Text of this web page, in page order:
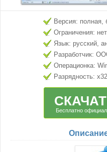
Версия: полная,
Ограничения: нет
Язык: русский,
Разработчик:
Операционка:
Разрядность:
Бесплатно